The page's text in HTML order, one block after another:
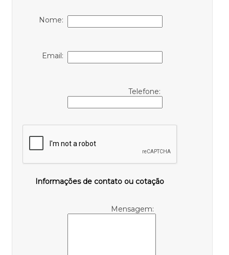
Nome:
Email:
Telefone:
Informações de contato ou cotação
Mensagem: